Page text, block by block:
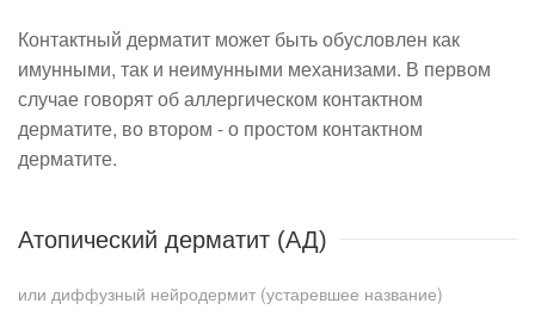
Контактный дерматит может быть обусловлен как
имунными, так и неимунными механизами. В первом
случае говорят об аллергическом контактном
дерматите, во втором - о простом контактном
дерматите.
Атопический дерматит (АД)
или диффузный нейродермит (устаревшее название)